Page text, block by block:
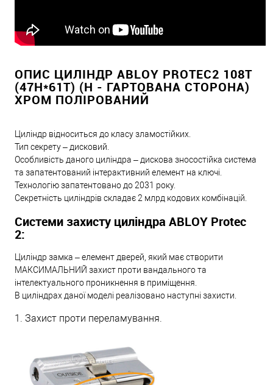
ОПИС ЦИЛІНДР ABLOY PROTEC2 108T
(47Н*61T) (Н - ГАРТОВАНА СТОРОНА)
ХРОМ ПОЛІРОВАНИЙ
Циліндр відноситься до класу зламостійких.
Тип секрету – дисковий.
Особливість даного циліндра – дискова зносостійка система
та запатентований інтерактивний елемент на ключі.
Технологію запатентовано до 2031 року.
Секретність циліндрів складає 2 млрд кодових комбінацій.
Системи захисту циліндра ABLOY Protec
2:
Циліндр замка – елемент дверей, який має створити
МАКСИМАЛЬНИЙ захист проти вандального та
інтелектуального проникнення в приміщення.
В циліндрах даної моделі реалізовано наступні захисти.
1. Захист проти переламування.